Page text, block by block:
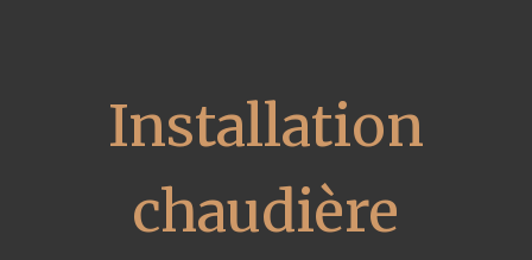
Installation
chaudière